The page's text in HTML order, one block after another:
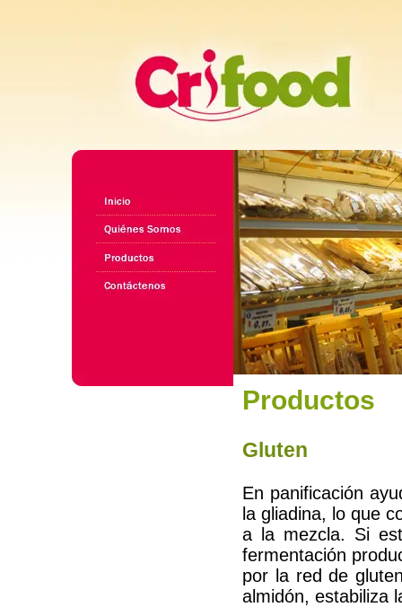
Productos
Gluten
En panificación
la gliadina, lo que
a la mezcla. Si
fermentación
por la red de
almidón, estabiliza